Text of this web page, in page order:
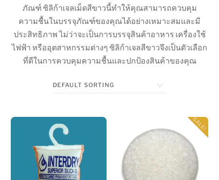
ภัณฑ์ ซิลิก้าเจลเม็ดสีขาวนี้ทำให้คุณสามารถควบคุม
ความชื้นในบรรจุภัณฑ์ของคุณได้อย่างเหมาะสมและมี
ประสิทธิภาพ ไม่ว่าจะเป็นการบรรจุสินค้าอาหาร เครื่องใช้
ไฟฟ้า หรืออุตสาหกรรมต่างๆ ซิลิก้าเจลสีขาวจึงเป็นตัวเลือก
ที่ดีในการควบคุมความชื้นและปกป้องสินค้าของคุณ
SALE!